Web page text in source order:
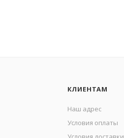
КЛИЕНТАМ
Наш адрес
Условия оплаты